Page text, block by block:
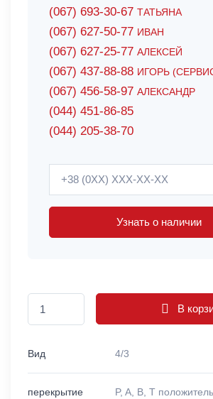
(067) 693-30-67 ТАТЬЯНА
(067) 627-50-77 ИВАН
(067) 627-25-77 АЛЕКСЕЙ
(067) 437-88-88 ИГОРЬ
(067) 456-58-97 АЛЕКСАНДР
(044) 451-86-85
(044) 205-38-70
Узнать о наличии
В
Вид 4/3
перекрытие P, A, B, T